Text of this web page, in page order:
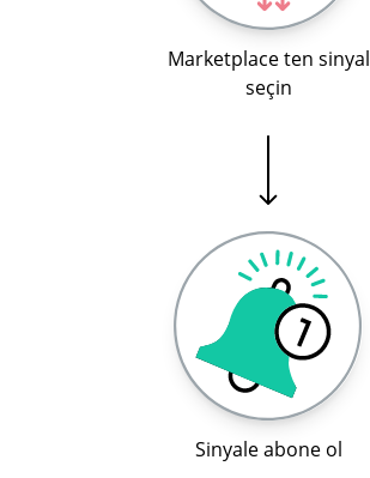
Marketplace ten sinyal
seçin
Sinyale abone ol